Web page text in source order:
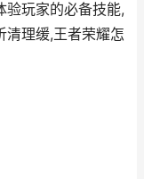
验玩家的必备技能,
清理缓,王者荣耀怎